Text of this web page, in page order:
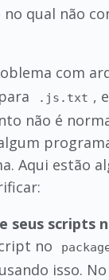
qual não
com
.js.txt ,
não é
Aqui estão
seus scripts
no
isso. No